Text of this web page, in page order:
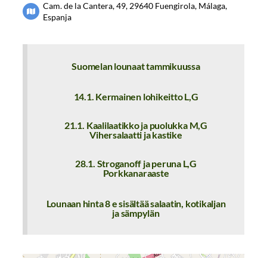
Cam. de la Cantera, 49, 29640 Fuengirola, Málaga,
Espanja
Suomelan lounaat tammikuussa
14.1. Kermainen lohikeitto L,G
21.1. Kaalilaatikko ja puolukka M,G
Vihersalaatti ja kastike
28.1. Stroganoff ja peruna L,G
Porkkanaraaste
Lounaan hinta 8 e sisältää salaatin, kotikaljan
ja sämpylän